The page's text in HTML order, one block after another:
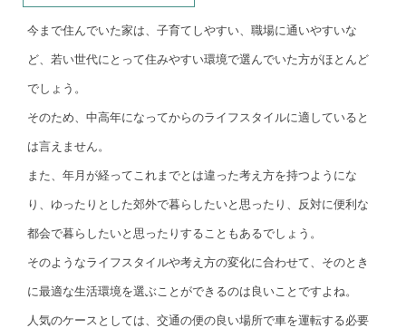
今まで住んでいた家は、子育てしやすい、職場に通いやすいな
ど、若い世代にとって住みやすい環境で選んでいた方がほとんど
でしょう。
そのため、中高年になってからのライフスタイルに適していると
は言えません。
また、年月が経ってこれまでとは違った考え方を持つようにな
り、ゆったりとした郊外で暮らしたいと思ったり、反対に便利な
都会で暮らしたいと思ったりすることもあるでしょう。
そのようなライフスタイルや考え方の変化に合わせて、そのとき
に最適な生活環境を選ぶことができるのは良いことですよね。
人気のケースとしては、交通の便の良い場所で車を運転する必要